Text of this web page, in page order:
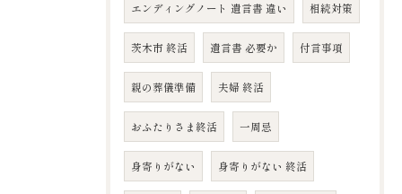
エンディングノート 遺言書 違い 相続対策
茨木市 終活 遺言書 必要か 付言事項
親の葬儀準備 夫婦 終活
おふたりさま終活 一周忌
身寄りがない 身寄りがない 終活